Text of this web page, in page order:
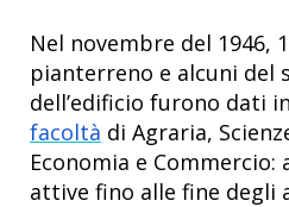
Nel novembre del 1946,
pianterreno e alcuni del
dell’edificio furono dati
facoltà di Agraria,
Economia e Commercio:
attive fino alle fine degli